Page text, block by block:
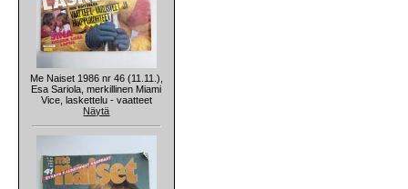
Me Naiset 1986 nr 46 (11.11.),
Esa Sariola, merkillinen Miami
Vice, laskettelu - vaatteet
Näytä